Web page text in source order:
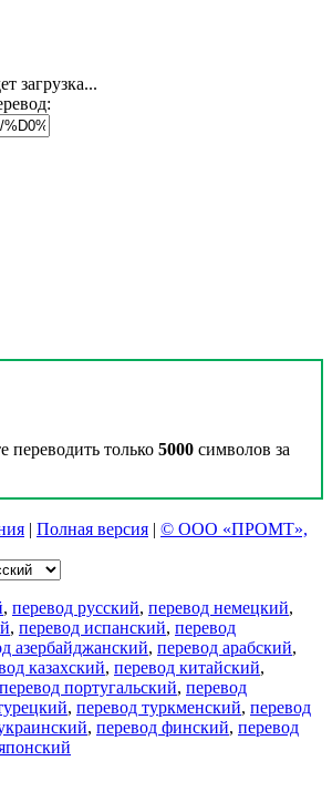
загрузка...
переводить только 5000 символов за
| Полная версия | © ООО «ПРОМТ»,
, перевод русский, перевод немецкий,
, перевод испанский, перевод
азербайджанский, перевод арабский,
казахский, перевод китайский,
перевод португальский, перевод
, перевод туркменский, перевод
, перевод финский, перевод